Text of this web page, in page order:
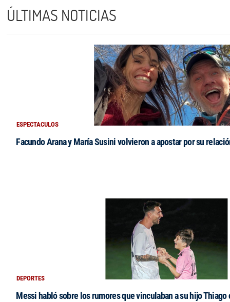
ÚLTIMAS NOTICIAS
ESPECTACULOS
Facundo Arana y María Susini volvieron a apostar por su
DEPORTES
Messi habló sobre los rumores que vinculaban a su hijo Thiago